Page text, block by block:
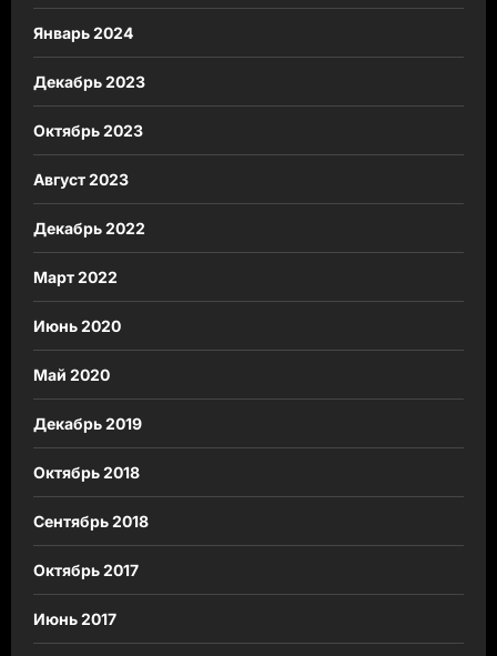
Январь 2024
Декабрь 2023
Октябрь 2023
Август 2023
Декабрь 2022
Март 2022
Июнь 2020
Май 2020
Декабрь 2019
Октябрь 2018
Сентябрь 2018
Октябрь 2017
Июнь 2017